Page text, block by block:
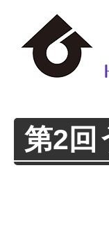
第2回